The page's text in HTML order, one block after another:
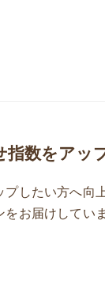
指数をアッ
したい方へ向
お届けしてい